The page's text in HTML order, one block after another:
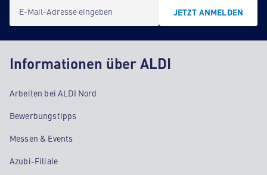
E-Mail-Adresse eingeben JETZT ANMELDEN
Informationen über ALDI
Arbeiten bei ALDI Nord
Bewerbungstipps
Messen & Events
Azubi-Filiale